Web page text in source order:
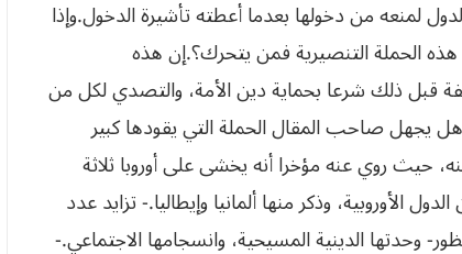
‬كانت‮ ‬الشخصيات‮ “‬الروحية‮” ‬لا‮ ‬تتدخل،‮ ‬ولا‮ ‬تنفر‮ ‬ضد‮ ‬هذه‮ ‬الحملة‮ ‬التنصيرية‮ ‬فمن‮ ‬يتحرك؟‮.‬إن هذه
قبل ذلك شرعا بحماية دين الأمة، والتصدي لكل من
يجهل صاحب المقال الحملة التي يقودها كبير
‬المهاجرين‮ ‬المسلمين‮ ‬إليها،‮ ‬ما‮ ‬يهدد‮ -‬في‮ ‬المدى‮ ‬المنظور‮- ‬وحدتها‮ ‬الدينية‮ ‬المسيحية،‮ ‬وانسجامها‮ ‬الاجتماعي‮.‬‮-